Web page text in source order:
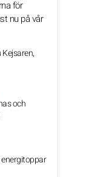
för
nu på vår
Kejsaren,
och